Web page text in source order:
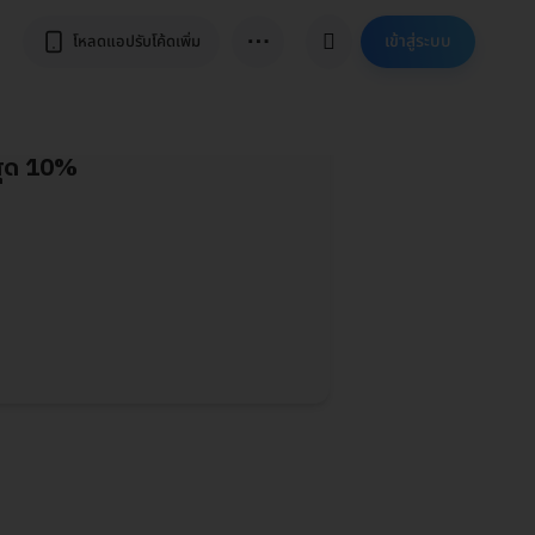
โหลดแอปรับโค้ดเพิ่ม ⋯ เข้าสู่ระบบ
10%